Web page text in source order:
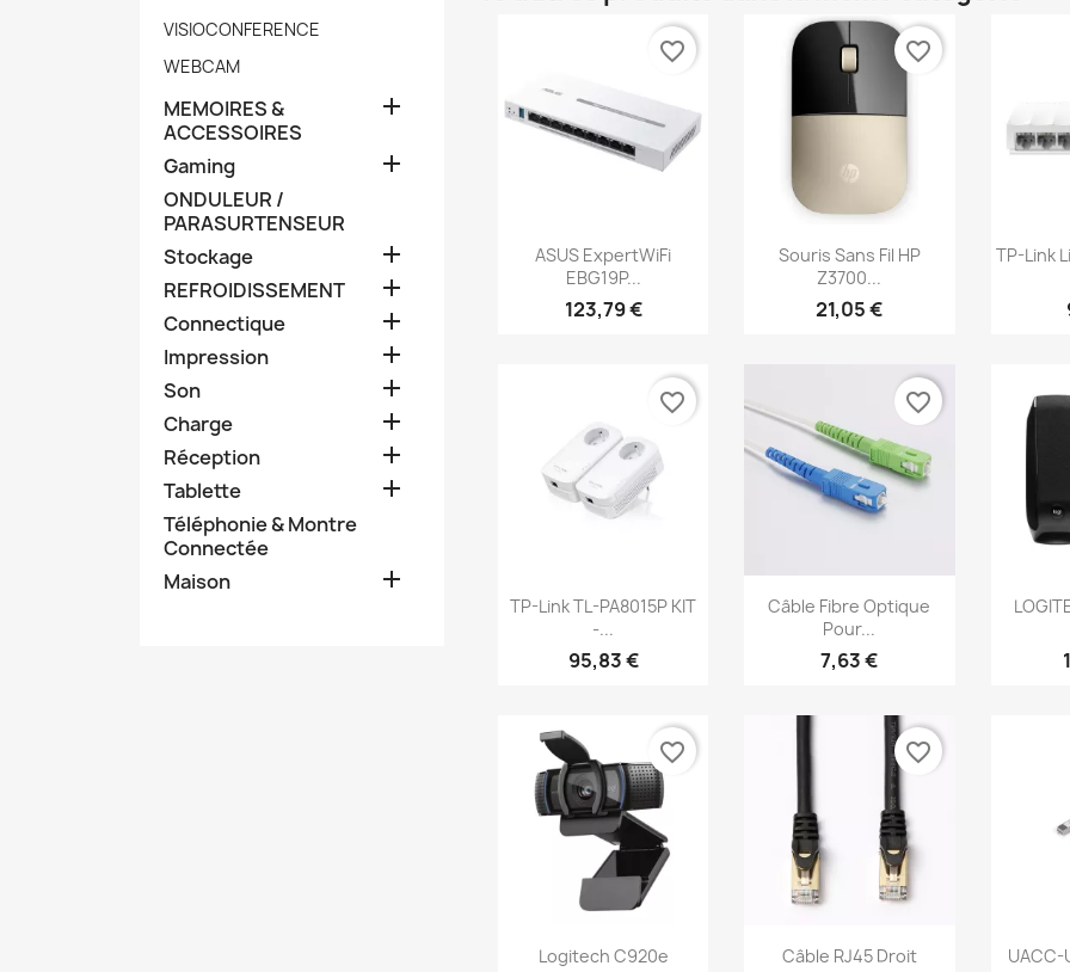
VISIOCONFERENCE
WEBCAM
MEMOIRES &
ACCESSOIRES

Gaming 
ONDULEUR /
PARASURTENSEUR
Stockage

REFROIDISSEMENT 
Connectique 
Impression 
Son 
Charge 
Réception 
Tablette 
Téléphonie & Montre
Connectée
Maison

Aperçu rapide
ASUS ExpertWiFi
EBG19P...
123,79 €
favorite_border
Aperçu rapide
Souris Sans Fil HP
Z3700...
21,05 €
favorite_border

TP-Link
Aperçu rapide
TP-Link TL-PA8015P KIT
-...
95,83 €
favorite_border
Aperçu rapide
Câble Fibre Optique
Pour...
7,63 €
favorite_border

Aperçu rapide
Logitech C920e
favorite_border
Aperçu rapide
Câble RJ45 Droit
favorite_border

UACC-